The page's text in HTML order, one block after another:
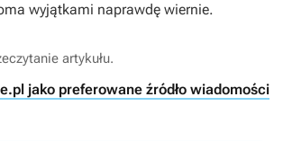
wyjątkami naprawdę wiernie.
artykułu.
jako preferowane źródło wiadomości